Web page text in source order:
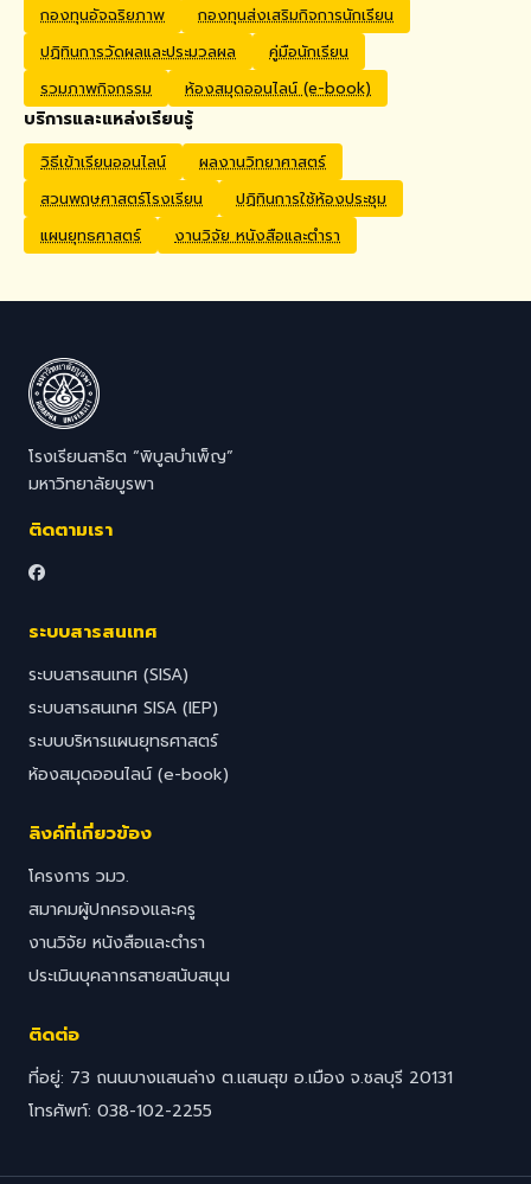
Speakers or Non-Native
English Speakers with a
verified TOEIC score of at
least 785. Prior teaching
experience is preferred.
Interested candidates
should submit their CV,
passport copy, degree
certificates, relevant
transcripts/documents,
introduction via email to
กองทุนอัจฉริยภาพ
กองทุนส่งเสริมกิจการนักเรียน
ปฏิทินการวัดผลและประมวลผล
คู่มือนักเรียน
รวมภาพกิจกรรม
ห้องสมุดออนไลน์ (e-book)
บริการและแหล่งเรียนรู้
วิธีเข้าเรียนออนไลน์
ผลงานวิทยาศาสตร์
สวนพฤษศาสตร์โรงเรียน
ปฏิทินการใช้ห้องประชุม
แผนยุทธศาสตร์
งานวิจัย หนังสือและตำรา
โรงเรียนสาธิต “พิบูลบำเพ็ญ”
มหาวิทยาลัยบูรพา
ติดตามเรา
ระบบสารสนเทศ
ระบบสารสนเทศ (SISA)
ระบบสารสนเทศ SISA (IEP)
ระบบบริหารแผนยุทธศาสตร์
ห้องสมุดออนไลน์ (e-book)
ลิงค์ที่เกี่ยวข้อง
โครงการ วมว.
สมาคมผู้ปกครองและครู
งานวิจัย หนังสือและตำรา
ประเมินบุคลากรสายสนับสนุน
ติดต่อ
ที่อยู่: 73 ถนนบางแสนล่าง ต.แสนสุข อ.เมือง จ.ชลบุรี 20131
โทรศัพท์: 038-102-2255